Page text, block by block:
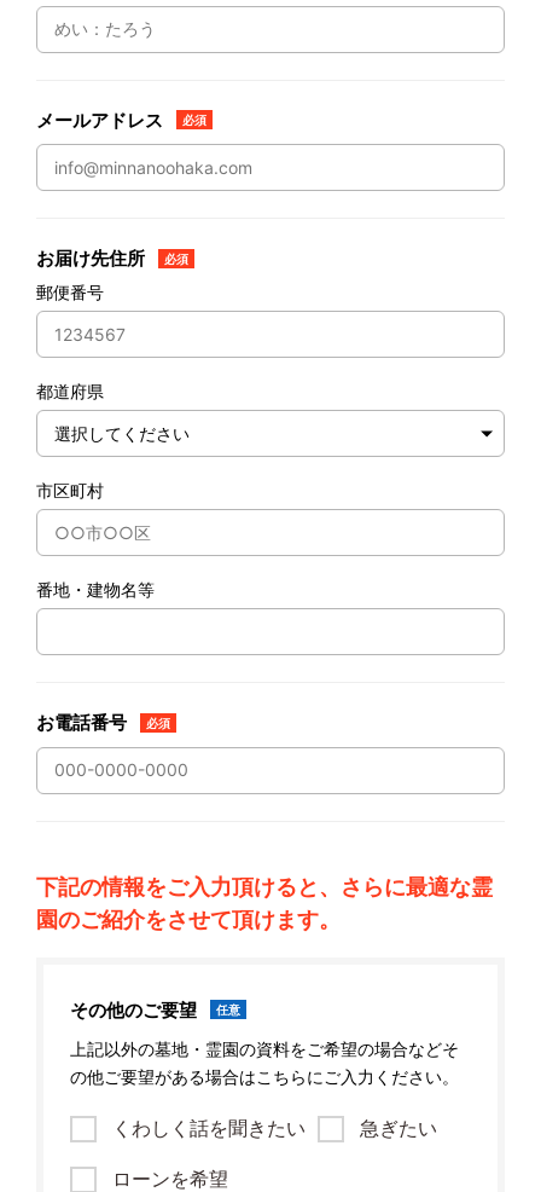
メールアドレス 必須
お届け先住所 必須
郵便番号
都道府県
市区町村
番地・建物名等
お電話番号 必須
下記の情報をご入力頂けると、さらに最適な霊
園のご紹介をさせて頂けます。
その他のご要望 任意
上記以外の墓地・霊園の資料をご希望の場合などそ
の他ご要望がある場合はこちらにご入力ください。
くわしく話を聞きたい 急ぎたい
ローンを希望